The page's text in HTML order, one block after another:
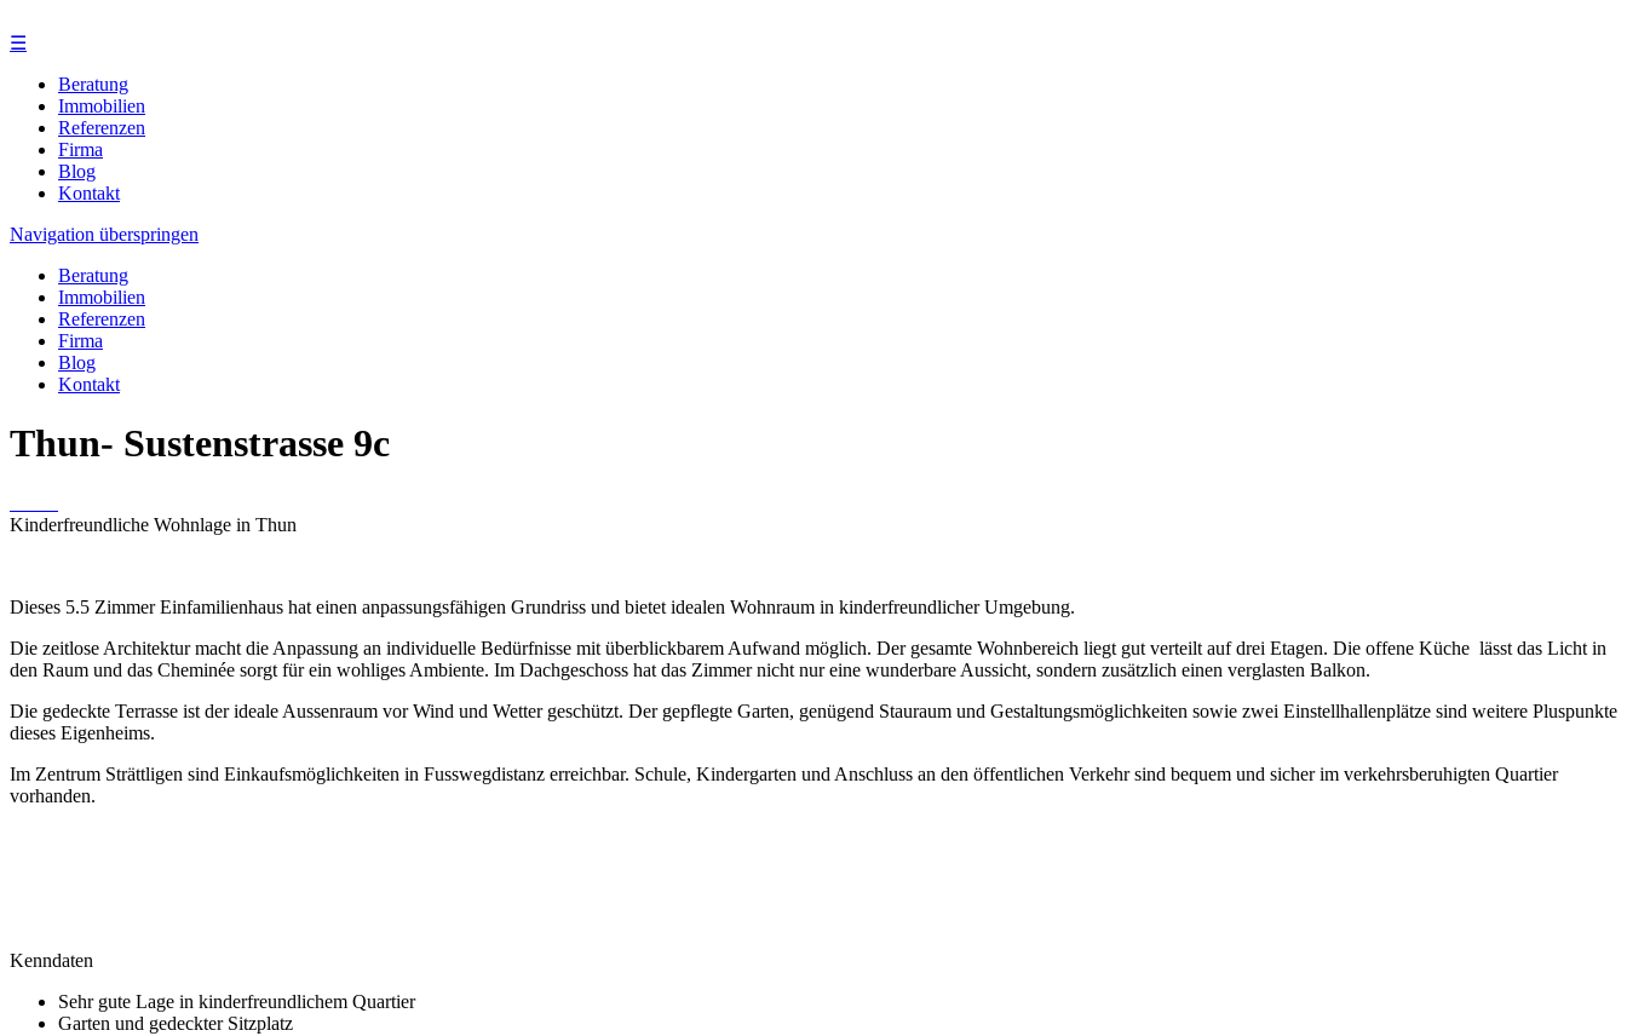
☰
Beratung
Immobilien
Referenzen
Firma
Blog
Kontakt
Navigation überspringen
Beratung
Immobilien
Referenzen
Firma
Blog
Kontakt
Thun- Sustenstrasse 9c
Kinderfreundliche Wohnlage in Thun
Dieses 5.5 Zimmer Einfamilienhaus hat einen anpassungsfähigen Grundriss und bietet idealen Wohnraum in kinderfreundlicher Umgebung.
Die zeitlose Architektur macht die Anpassung an individuelle Bedürfnisse mit überblickbarem Aufwand möglich. Der gesamte Wohnbereich liegt gut verteilt auf drei Etagen. Die offene Küche lässt das Licht in
den Raum und das Cheminée sorgt für ein wohliges Ambiente. Im Dachgeschoss hat das Zimmer nicht nur eine wunderbare Aussicht, sondern zusätzlich einen verglasten Balkon.
Die gedeckte Terrasse ist der ideale Aussenraum vor Wind und Wetter geschützt. Der gepflegte Garten, genügend Stauraum und Gestaltungsmöglichkeiten sowie zwei Einstellhallenplätze sind weitere Pluspunkte
dieses Eigenheims.
Im Zentrum Strättligen sind Einkaufsmöglichkeiten in Fusswegdistanz erreichbar. Schule, Kindergarten und Anschluss an den öffentlichen Verkehr sind bequem und sicher im verkehrsberuhigten Quartier
vorhanden.
Kenndaten
Sehr gute Lage in kinderfreundlichem Quartier
Garten und gedeckter Sitzplatz